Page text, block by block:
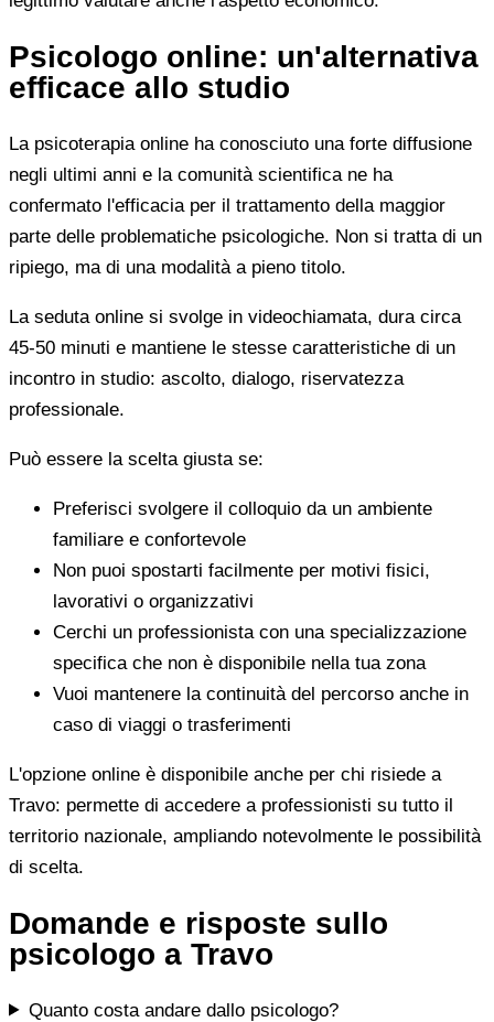
Psicologo online: un'alternativa
efficace allo studio
La psicoterapia online ha conosciuto una forte diffusione
negli ultimi anni e la comunità scientifica ne ha
confermato l'efficacia per il trattamento della maggior
parte delle problematiche psicologiche. Non si tratta di un
ripiego, ma di una modalità a pieno titolo.
La seduta online si svolge in videochiamata, dura circa
45-50 minuti e mantiene le stesse caratteristiche di un
incontro in studio: ascolto, dialogo, riservatezza
professionale.
Può essere la scelta giusta se:
Preferisci svolgere il colloquio da un ambiente
familiare e confortevole
Non puoi spostarti facilmente per motivi fisici,
lavorativi o organizzativi
Cerchi un professionista con una specializzazione
specifica che non è disponibile nella tua zona
Vuoi mantenere la continuità del percorso anche in
caso di viaggi o trasferimenti
L'opzione online è disponibile anche per chi risiede a
Travo: permette di accedere a professionisti su tutto il
territorio nazionale, ampliando notevolmente le possibilità
di scelta.
Domande e risposte sullo
psicologo a Travo
Quanto costa andare dallo psicologo?